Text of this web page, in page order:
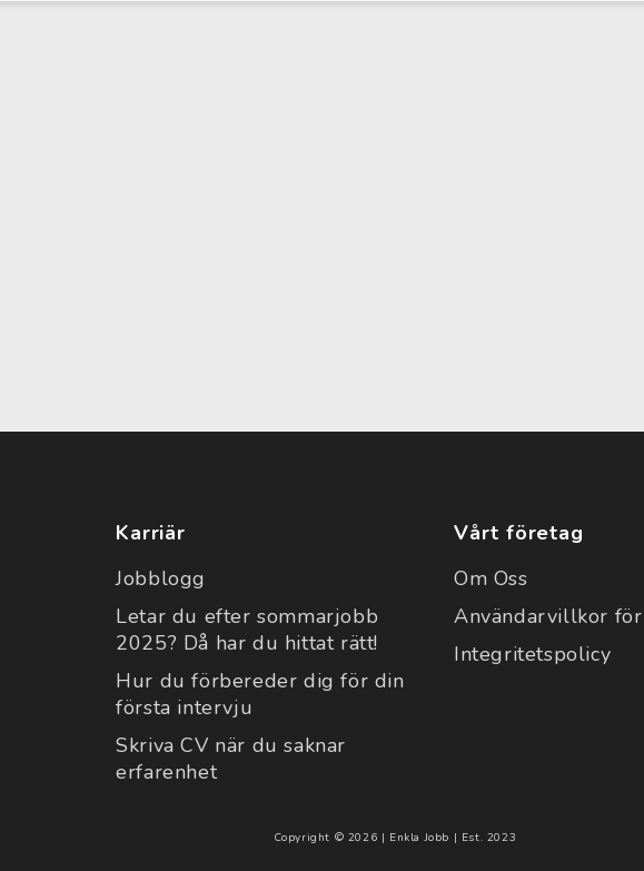
Karriär
Jobblogg
Letar du efter sommarjobb
2025? Då har du hittat rätt!
Hur du förbereder dig för din
första intervju
Skriva CV när du saknar
erfarenhet
Vårt företag
Om Oss
Användarvillkor
Integritetspolicy
Copyright © 2026 | Enkla Jobb | Est. 2023